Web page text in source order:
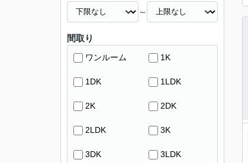
～
間取り
ワンルーム 1K
1DK 1LDK
2K 2DK
2LDK 3K
3DK 3LDK